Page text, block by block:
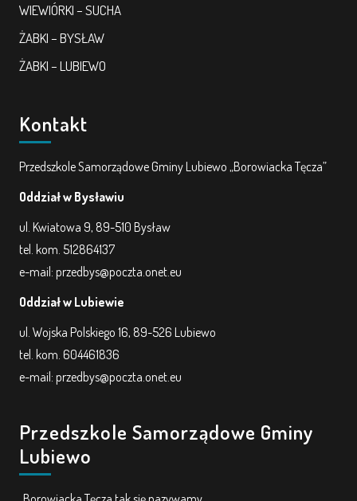
WIEWIÓRKI – SUCHA
ŻABKI – BYSŁAW
ŻABKI – LUBIEWO
Kontakt
Przedszkole Samorządowe Gminy Lubiewo „Borowiacka Tęcza”
Oddział w Bysławiu
ul. Kwiatowa 9, 89-510 Bysław
tel. kom. 512864137
e-mail: przedbys@poczta.onet.eu
Oddział w Lubiewie
ul. Wojska Polskiego 16, 89-526 Lubiewo
tel. kom. 604461836
e-mail: przedbys@poczta.onet.eu
Przedszkole Samorządowe Gminy
Lubiewo